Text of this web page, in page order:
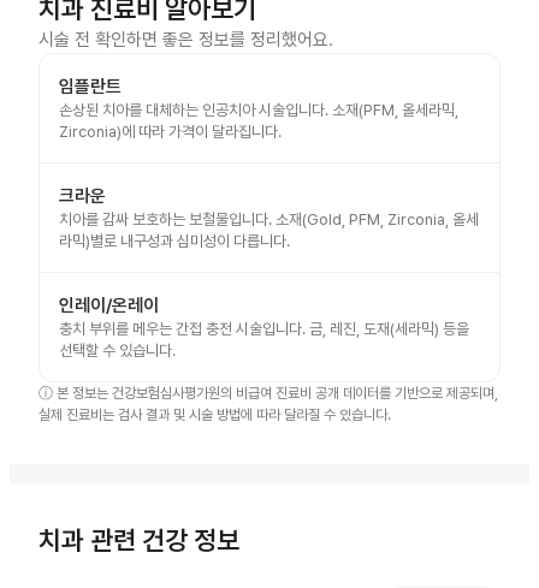
치과 진료비 알아보기
시술 전 확인하면 좋은 정보를 정리했어요.
임플란트
손상된 치아를 대체하는 인공치아 시술입니다. 소재(PFM, 올세라믹,
Zirconia)에 따라 가격이 달라집니다.
크라운
치아를 감싸 보호하는 보철물입니다. 소재(Gold, PFM, Zirconia, 올세
라믹)별로 내구성과 심미성이 다릅니다.
인레이/온레이
충치 부위를 메우는 간접 충전 시술입니다. 금, 레진, 도재(세라믹) 등을
선택할 수 있습니다.
ⓘ 본 정보는 건강보험심사평가원의 비급여 진료비 공개 데이터를 기반으로 제공되며,
실제 진료비는 검사 결과 및 시술 방법에 따라 달라질 수 있습니다.
치과 관련 건강 정보